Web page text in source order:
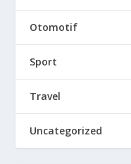
Otomotif
Sport
Travel
Uncategorized